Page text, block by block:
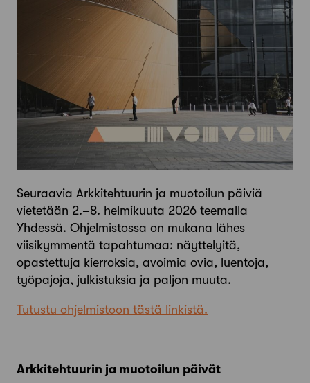
Seuraavia Arkkitehtuurin ja muotoilun päiviä
vietetään 2.–8. helmikuuta 2026 teemalla
Yhdessä. Ohjelmistossa on mukana lähes
viisikymmentä tapahtumaa: näyttelyitä,
opastettuja kierroksia, avoimia ovia, luentoja,
työpajoja, julkistuksia ja paljon muuta.
Tutustu ohjelmistoon tästä linkistä.
Arkkitehtuurin ja muotoilun päivät